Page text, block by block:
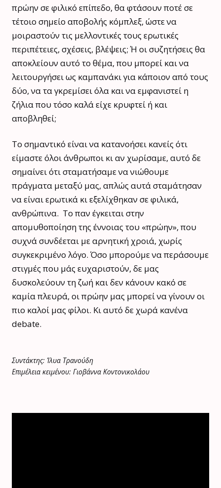
πρώην σε φιλικό επίπεδο, θα φτάσουν ποτέ σε
τέτοιο σημείο αποβολής κόμπλεξ, ώστε να
μοιραστούν τις μελλοντικές τους ερωτικές
περιπέτειες, σχέσεις, βλέψεις; Ή οι συζητήσεις θα
αποκλείουν αυτό το θέμα, που μπορεί και να
λειτουργήσει ως καμπανάκι για κάποιον από τους
δύο, να τα γκρεμίσει όλα και να εμφανιστεί η
ζήλια που τόσο καλά είχε κρυφτεί ή και
αποβληθεί;
Το σημαντικό είναι να κατανοήσει κανείς ότι
είμαστε όλοι άνθρωποι κι αν χωρίσαμε, αυτό δε
σημαίνει ότι σταματήσαμε να νιώθουμε
πράγματα μεταξύ μας, απλώς αυτά σταμάτησαν
να είναι ερωτικά κι εξελίχθηκαν σε φιλικά,
ανθρώπινα. Το παν έγκειται στην
απομυθοποίηση της έννοιας του «πρώην», που
συχνά συνδέεται με αρνητική χροιά, χωρίς
συγκεκριμένο λόγο. Όσο μπορούμε να περάσουμε
στιγμές που μάς ευχαριστούν, δε μας
δυσκολεύουν τη ζωή και δεν κάνουν κακό σε
καμία πλευρά, οι πρώην μας μπορεί να γίνουν οι
πιο καλοί μας φίλοι. Κι αυτό δε χωρά κανένα
debate.
Συντάκτης: Ίλυα Τρανούδη
Επιμέλεια κειμένου: Γιοβάννα Κοντονικολάου